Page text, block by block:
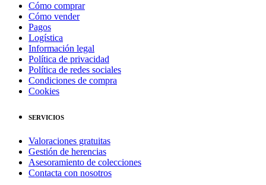
Cómo comprar
Cómo vender
Pagos
Logística
Información legal
Política de privacidad
Política de redes sociales
Condiciones de compra
Cookies
SERVICIOS
Valoraciones gratuitas
Gestión de herencias
Asesoramiento de colecciones
Contacta con nosotros